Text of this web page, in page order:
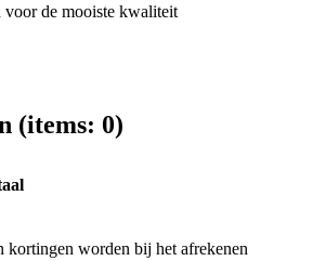
voor de mooiste kwaliteit
(items: 0)
kortingen worden bij het afrekenen